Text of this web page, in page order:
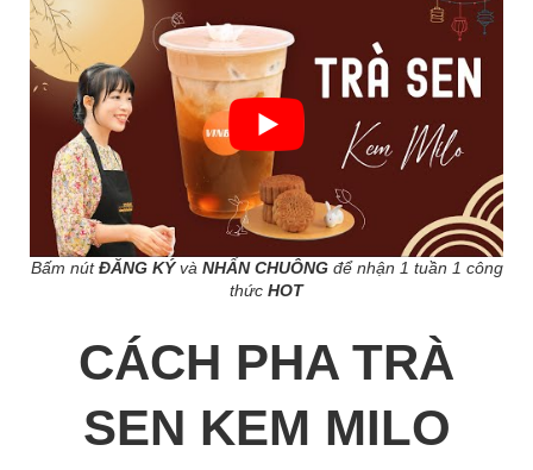
Bấm nútĐĂNG KÝvàNHẤN CHUÔNG để nhận 1 tuần 1 công
thức HOT
CÁCH PHA TRÀ
SEN KEM MILO